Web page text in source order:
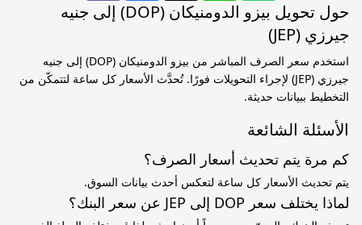
حول تحويل بيزو الدومنيكان (DOP) إلى جنيه
جيرزي (JEP)
استخدم سعر الصرف المباشر من بيزو الدومنيكان (DOP) إلى جنيه
جيرزي (JEP) لإجراء التحويلات فورًا. تُحدَّث الأسعار كل ساعة لتتمكّن من
التخطيط ببيانات حديثة.
الأسئلة الشائعة
كم مرة يتم تحديث أسعار الصرف؟
يتم تحديث الأسعار كل ساعة لتعكس أحدث بيانات السوق.
لماذا يختلف سعر DOP إلى JEP عن سعر البنك؟